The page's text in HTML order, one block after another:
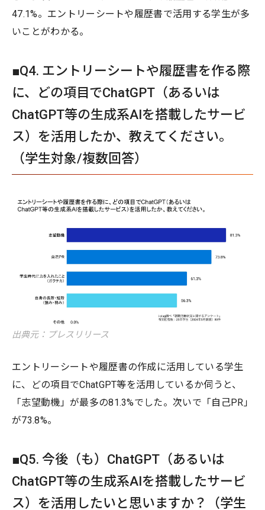
47.1%。エントリーシートや履歴書で活用する学生が多
いことがわかる。
■Q4. エントリーシートや履歴書を作る際
に、どの項目でChatGPT（あるいは
ChatGPT等の生成系AIを搭載したサービ
ス）を活用したか、教えてください。
（学生対象/複数回答）
出典元：プレスリリース
エントリーシートや履歴書の作成に活用している学生
に、どの項目でChatGPT等を活用しているか伺うと、
「志望動機」が最多の81.3%でした。次いで「自己PR」
が73.8%。
■Q5. 今後（も）ChatGPT（あるいは
ChatGPT等の生成系AIを搭載したサービ
ス）を活用したいと思いますか？（学生